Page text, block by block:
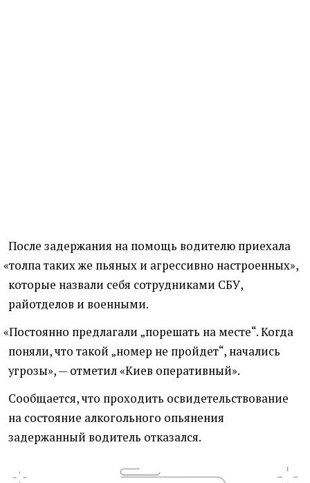
После задержания на помощь водителю приехала
«толпа таких же пьяных и агрессивно настроенных»,
которые назвали себя сотрудниками СБУ,
райотделов и военными.
«Постоянно предлагали „порешать на месте“. Когда
поняли, что такой „номер не пройдет“, начались
угрозы», — отметил«Киев оперативный».
Сообщается, что проходить освидетельствование
на состояние алкогольного опьянения
задержанный водитель отказался.